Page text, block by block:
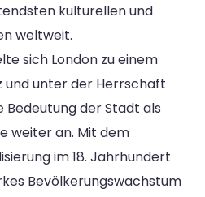
kulturellen und
weltweit.
sich London zu einem
und unter der Herrschaft
Bedeutung der Stadt als
weiter an. Mit dem
im 18. Jahrhundert
Bevölkerungswachstum